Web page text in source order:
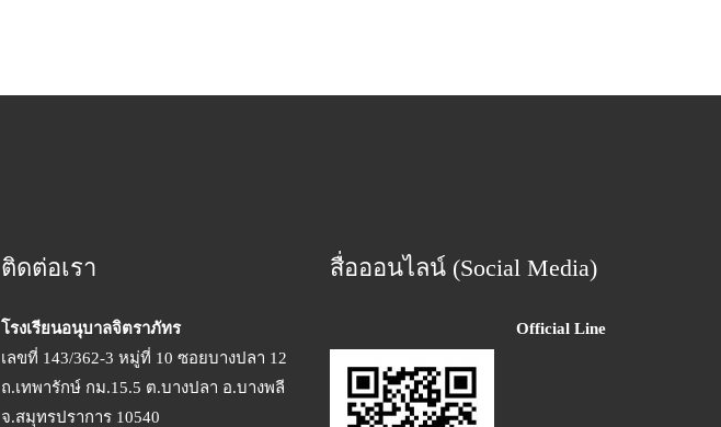
ติดต่อเรา
โรงเรียนอนุบาลจิตราภัทร
เลขที่ 143/362-3 หมู่ที่ 10 ซอยบางปลา 12
ถ.เทพารักษ์ กม.15.5 ต.บางปลา อ.บางพลี
จ.สมุทรปราการ 10540
สื่อออนไลน์ (Social Media)
Official Line